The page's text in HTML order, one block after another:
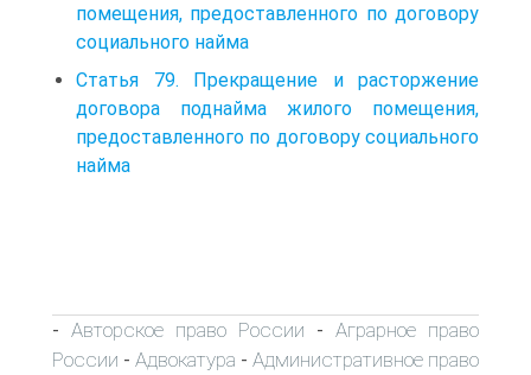
помещения, предоставленного по договору
социального найма
Статья 79. Прекращение и расторжение
договора поднайма жилого помещения,
предоставленного по договору социального
найма
- Авторское право России - Аграрное право
России - Адвокатура - Административное право